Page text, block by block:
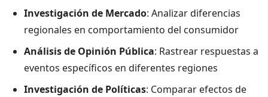
Investigación de Mercado: Analizar diferencias
regionales en comportamiento del consumidor
Análisis de Opinión Pública: Rastrear respuestas a
eventos específicos en diferentes regiones
Investigación de Políticas: Comparar efectos de